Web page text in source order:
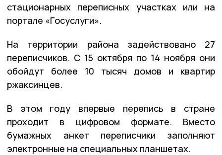
стационарных переписных участках или на
портале «Госуслуги».
На территории района задействовано 27
переписчиков. С 15 октября по 14 ноября они
обойдут более 10 тысяч домов и квартир
ржаксинцев.
В этом году впервые перепись в стране
проходит в цифровом формате. Вместо
бумажных анкет переписчики заполняют
электронные на специальных планшетах.